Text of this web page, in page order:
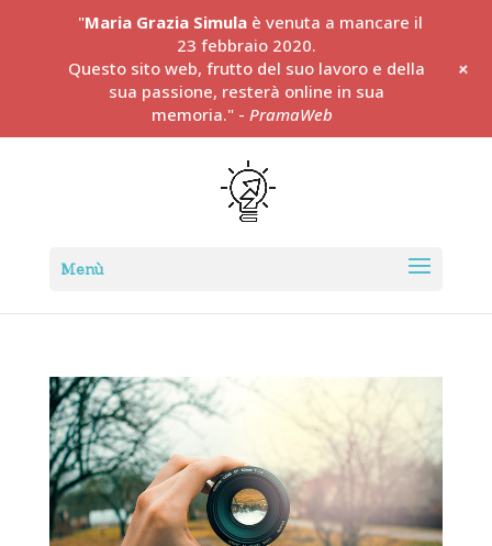
"Maria Grazia Simulaè venuta a mancare il
23 febbraio 2020.
Questo sito web, frutto del suo lavoro e della
sua passione, resterà online in sua
memoria." - PramaWeb
+